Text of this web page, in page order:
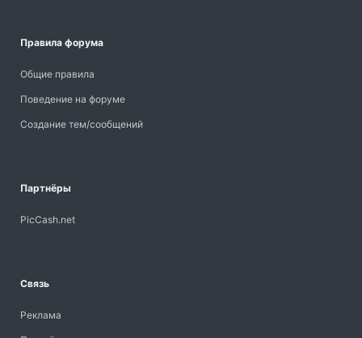
Правила форума
Общие правила
Поведение на форуме
Создание тем/сообщений
Партнёры
PicCash.net
Связь
Реклама